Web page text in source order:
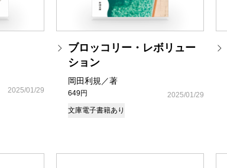
2025/01/29
ブロッコリー・レボリュー
ション
岡田利規／著
649円
2025/01/29
文庫電子書籍あり